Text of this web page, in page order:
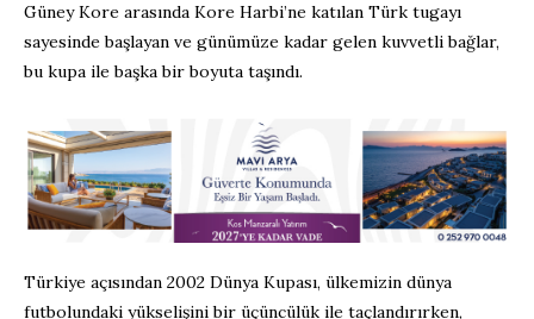
Güney Kore arasında Kore Harbi’ne katılan Türk tugayı
sayesinde başlayan ve günümüze kadar gelen kuvvetli bağlar,
bu kupa ile başka bir boyuta taşındı.
Türkiye açısından 2002 Dünya Kupası, ülkemizin dünya
futbolundaki yükselişini bir üçüncülük ile taçlandırırken,